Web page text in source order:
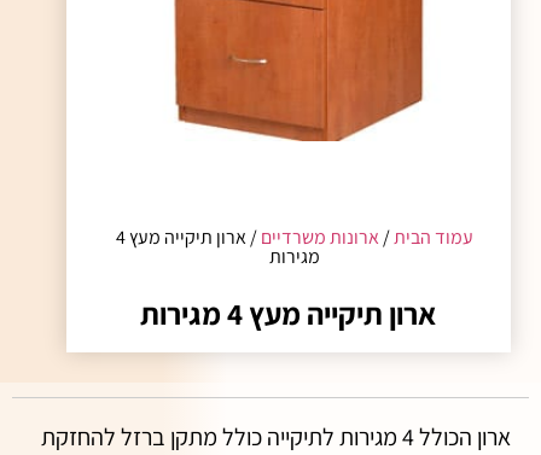
ארון הכולל 4 מגירות לתיקייה כולל מתקן ברזל להחזקת
עמוד הבית/ ארונות משרדיים / ארון תיקייה מעץ 4
מגירות
ארון תיקייה מעץ 4 מגירות